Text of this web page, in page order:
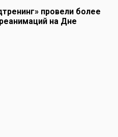
провели более
на Дне